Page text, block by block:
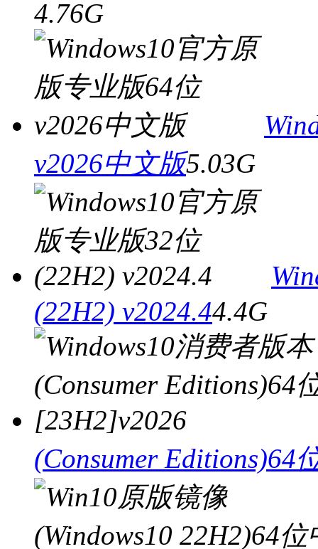
4.76G
v2026中文版5.03G
(22H2) v2024.44.4G
(Consumer Editions)64